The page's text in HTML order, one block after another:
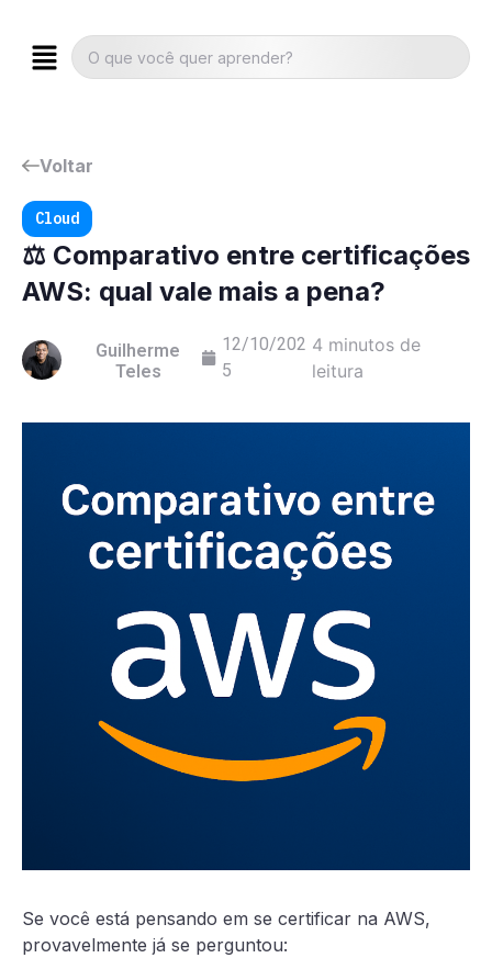
Voltar
Cloud
⚖️ Comparativo entre certificações
AWS: qual vale mais a pena?
Guilherme
Teles
12/10/202
5
4 minutos de
leitura
Se você está pensando em se certificar na AWS,
provavelmente já se perguntou: